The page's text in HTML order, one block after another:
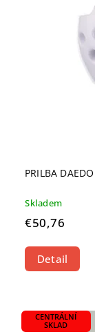
PRILBA
Skladem
€50,76
Detail
CENTRÁLNÍ
SKLAD